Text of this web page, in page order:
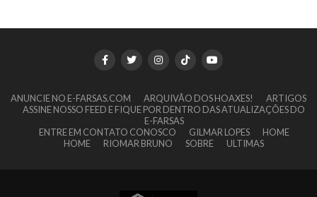
ANUNCIE NO E-FARSAS.COM ARQUIVÃO DOS HOAXES!
ARTIGOS
ASSINE NOSSO FEED E FIQUE POR DENTRO DAS ATUALIZAÇÕES DO
E-FARSAS
ENTRE EM CONTATO CONOSCO
GILMAR LOPES
HOME
HOME
RIOMAR BRUNO SOBRE ULTIMAS